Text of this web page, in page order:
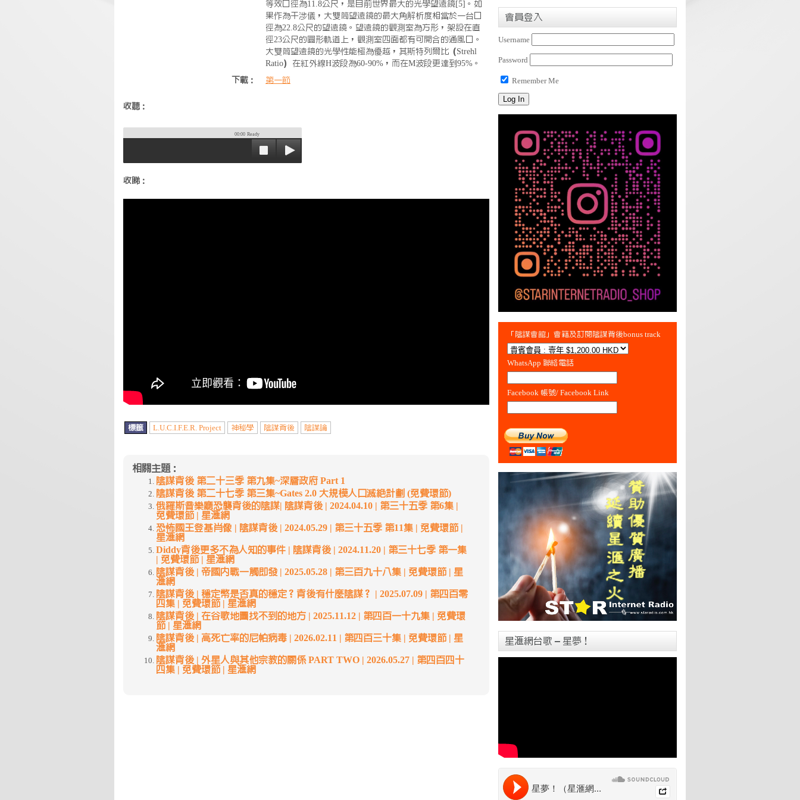
等效口徑為11.8公尺，是目前世界最大的光學望遠鏡[5]。如
果作為干涉儀，大雙筒望遠鏡的最大角解析度相當於一台口
徑為22.8公尺的望遠鏡。望遠鏡的觀測室為方形，架設在直
徑23公尺的圓形軌道上，觀測室四面都有可開合的通風口。
大雙筒望遠鏡的光學性能極為優越，其斯特列爾比（Strehl
Ratio）在紅外線H波段為60-90%，而在M波段更達到95%。
下載：
第一節
收聽：
00:00 Ready
收睇：
標籤 L.U.C.I.F.E.R. Project 神秘學 陰謀背後 陰謀論
相關主題：
陰謀背後 第二十三季 第九集~深層政府 Part 1
陰謀背後 第二十七季 第三集~Gates 2.0 大規模人口滅絕計劃 (免費環節)
俄羅斯音樂廳恐襲背後的陰謀| 陰謀背後 | 2024.04.10 | 第三十五季 第6集 |
免費環節 | 星滙網
恐怖國王登基肖像 | 陰謀背後 | 2024.05.29 | 第三十五季 第11集 | 免費環節 |
星滙網
Diddy背後更多不為人知的事件 | 陰謀背後 | 2024.11.20 | 第三十七季 第一集
| 免費環節 | 星滙網
陰謀背後 | 帝國內戰一觸即發 | 2025.05.28 | 第三百九十八集 | 免費環節 | 星
滙網
陰謀背後 | 穩定幣是否真的穩定？背後有什麼陰謀？ | 2025.07.09 | 第四百零
四集 | 免費環節 | 星滙網
陰謀背後 | 在谷歌地圖找不到的地方 | 2025.11.12 | 第四百一十九集 | 免費環
節 | 星滙網
陰謀背後 | 高死亡率的尼帕病毒 | 2026.02.11 | 第四百三十集 | 免費環節 | 星
滙網
陰謀背後 | 外星人與其他宗教的關係 PART TWO | 2026.05.27 | 第四百四十
四集 | 免費環節 | 星滙網
會員登入
Username
Password
Remember Me
「陰謀會館」會籍及訂閱陰謀背後bonus track
WhatsApp 聯絡電話
Facebook 帳號/ Facebook Link
星滙網台歌 – 星夢！